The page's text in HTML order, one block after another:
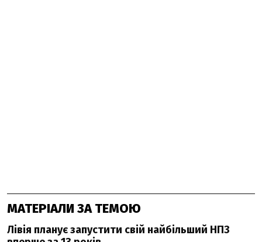
МАТЕРІАЛИ ЗА ТЕМОЮ
Лівія планує запустити свій найбільший НПЗ